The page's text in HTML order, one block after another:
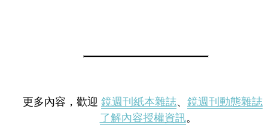
更多內容，歡迎 鏡週刊紙本雜誌、 鏡週刊動態雜誌
了解內容授權資訊。